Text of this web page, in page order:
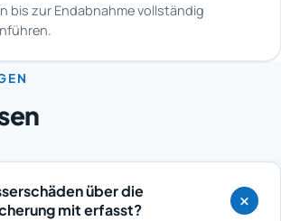
bis zur Endabnahme vollständig
über die
mit erfasst?